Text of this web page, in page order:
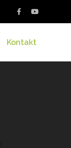
Kontakt